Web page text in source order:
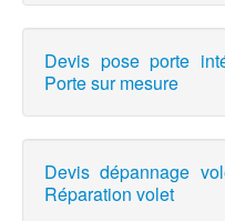
Devis pose porte
Porte sur mesure
Devis dépannage
Réparation volet